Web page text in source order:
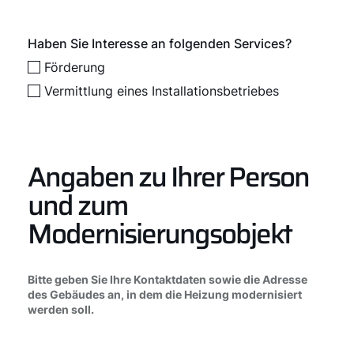
Haben Sie Interesse an folgenden Services?
Förderung
Vermittlung eines Installationsbetriebes
Angaben zu Ihrer Person
und zum
Modernisierungsobjekt
Bitte geben Sie Ihre Kontaktdaten sowie die Adresse
des Gebäudes an, in dem die Heizung modernisiert
werden soll.